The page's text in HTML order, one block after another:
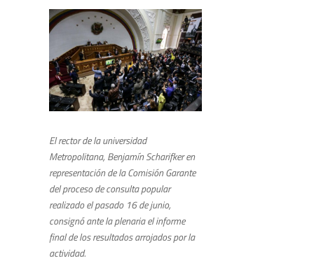
El rector de la universidad
Metropolitana, Benjamín Scharifker en
representación de la Comisión Garante
del proceso de consulta popular
realizado el pasado 16 de junio,
consignó ante la plenaria el informe
final de los resultados arrojados por la
actividad.